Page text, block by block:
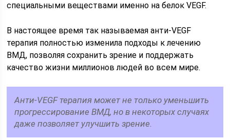
специальными веществами именно на белок VEGF.
В настоящее время так называемая анти-VEGF
терапия полностью изменила подходы к лечению
ВМД, позволяя сохранить зрение и поддержать
качество жизни миллионов людей во всем мире.
Анти-VEGF терапия может не только уменьшить
прогрессирование ВМД, но в некоторых случаях
даже позволяет улучшить зрение.